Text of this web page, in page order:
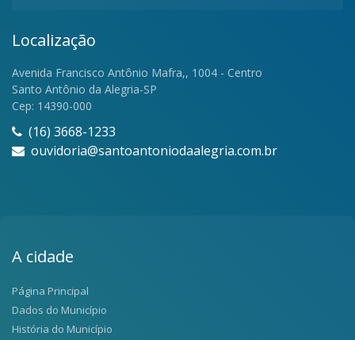
Localização
Avenida Francisco Antônio Mafra,, 1004 - Centro
Santo Antônio da Alegria-SP
Cep: 14390-000
(16) 3668-1233
ouvidoria@santoantoniodaalegria.com.br
A cidade
Página Principal
Dados do Município
História do Município